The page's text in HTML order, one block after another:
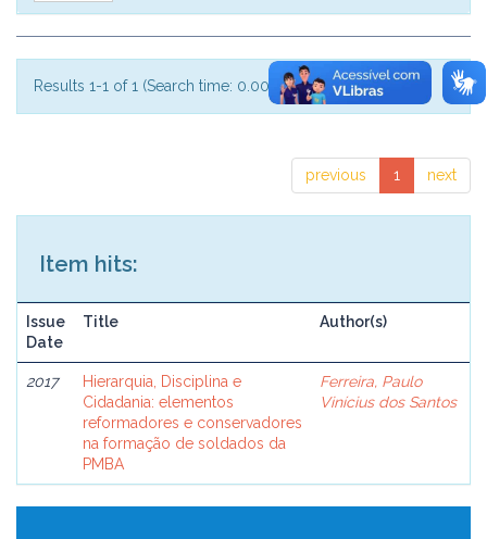
Results 1-1 of 1 (Search time: 0.001 seconds).
previous 1 next
Item hits:
Issue
Date
Title Author(s)
2017
Hierarquia, Disciplina e
Cidadania: elementos
reformadores e conservadores
na formação de soldados da
PMBA
Ferreira, Paulo
Vinícius dos Santos